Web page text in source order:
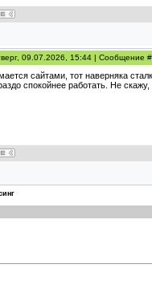
09.07.2026, 15:44 | Сообщение #
сайтами, тот наверняка
спокойнее работать. Не